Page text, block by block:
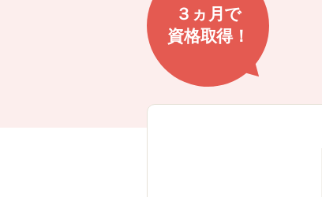
３ヵ月で
資格取得！